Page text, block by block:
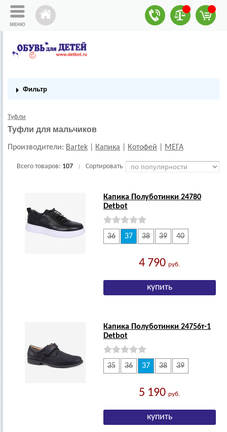
Фильтр
Туфли
Туфли для мальчиков
Производители: Bartek Капика Котофей МЕГА
Всего товаров: 107 Сортировать
Капика Полуботинки 24780
Detbot
36 37 38 39 40
4 790руб.
Капика Полуботинки 24756т-1
Detbot
35 36 37 38 39
5 190руб.